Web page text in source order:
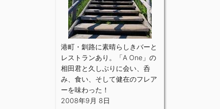
港町・釧路に素晴らしきバーと
レストランあり。「A One」の
相田君と久しぶりに会い、呑
み、食い、そして健在のフレア
ーを味わった！
2008年9月 8日